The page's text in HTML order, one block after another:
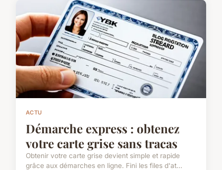
ACTU
Démarche express : obtenez
votre carte grise sans tracas
Obtenir votre carte grise devient simple et rapide
grâce aux démarches en ligne. Fini les files d'at...